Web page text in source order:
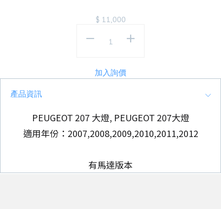
$ 11,000
加入詢價
產品資訊
PEUGEOT 207 大燈, PEUGEOT 207大燈
適用年份：2007,2008,2009,2010,2011,2012
有馬達版本